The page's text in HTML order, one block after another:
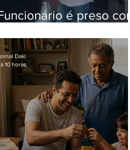
é preso com
Hospital do Andaraí
Daki
10 horas